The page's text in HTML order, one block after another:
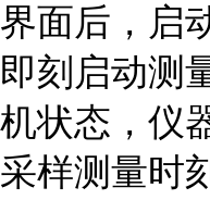
界面后，启
即刻启动测
机状态，仪
采样测量时